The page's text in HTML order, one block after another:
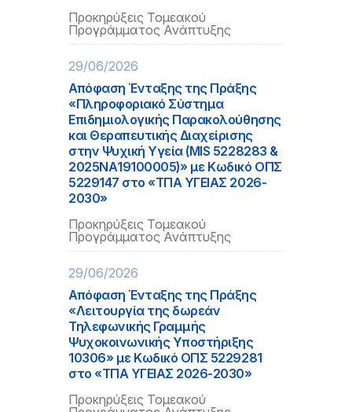
Προκηρύξεις Τομεακού
Προγράμματος Ανάπτυξης
29/06/2026
Απόφαση Ένταξης της Πράξης
«Πληροφοριακό Σύστημα
Επιδημιολογικής Παρακολούθησης
και Θεραπευτικής Διαχείρισης
στην Ψυχική Υγεία (MIS 5228283 &
2025ΝΑ19100005)» με Κωδικό ΟΠΣ
5229147 στο «ΤΠΑ ΥΓΕΙΑΣ 2026-
2030»
Προκηρύξεις Τομεακού
Προγράμματος Ανάπτυξης
29/06/2026
Απόφαση Ένταξης της Πράξης
«Λειτουργία της δωρεάν
Τηλεφωνικής Γραμμής
Ψυχοκοινωνικής Υποστήριξης
10306» με Κωδικό ΟΠΣ 5229281
στο «ΤΠΑ ΥΓΕΙΑΣ 2026-2030»
Προκηρύξεις Τομεακού